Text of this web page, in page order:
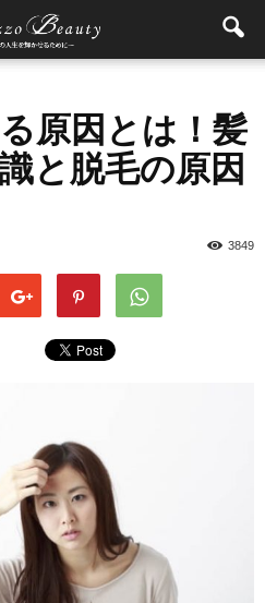
原因とは！髪
と脱毛の原因
3849